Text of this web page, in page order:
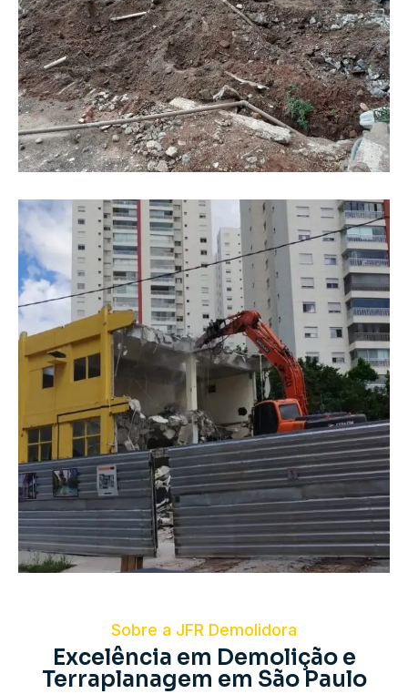
Sobre a JFR Demolidora
Excelência em Demolição e
Terraplanagem em São Paulo